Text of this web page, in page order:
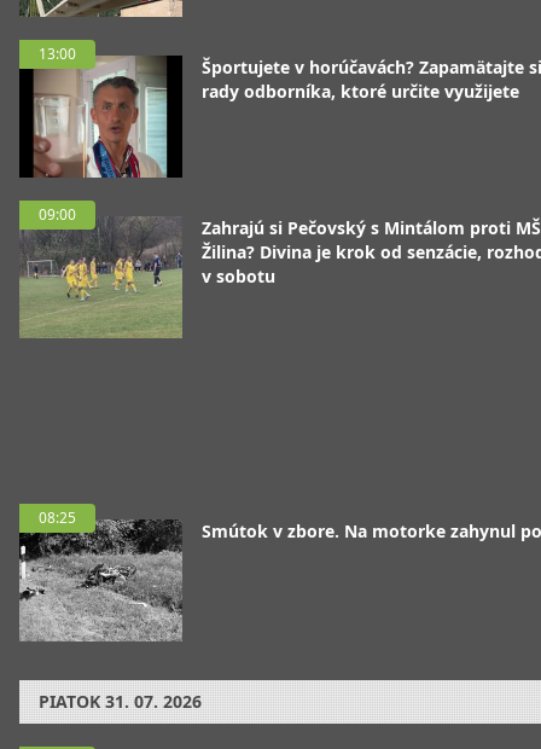
13:00
Športujete v horúčavách? Zapamätajte
rady odborníka, ktoré určite využijete
09:00
Zahrajú si Pečovský s Mintálom proti
Žilina? Divina je krok od senzácie,
v sobotu
08:25
Smútok v zbore. Na motorke zahynul
PIATOK 31. 07. 2026